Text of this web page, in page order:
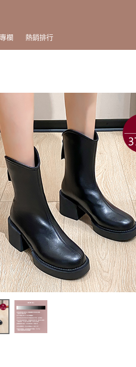
欄 熱銷排行